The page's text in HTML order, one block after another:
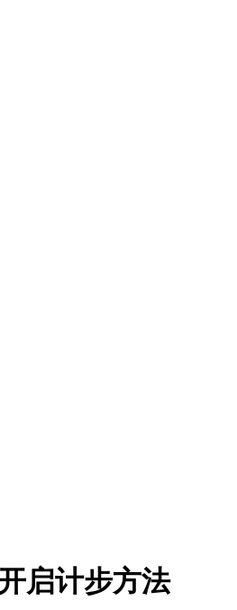
启计步方法